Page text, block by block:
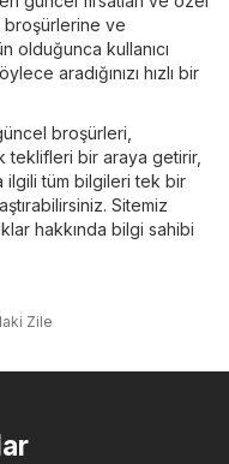
ve
olduğunca kullanıcı
aradığınızı hızlı bir
broşürleri,
teklifleri bir araya getirir,
tüm bilgileri tek bir
Sitemiz
hakkında bilgi sahibi
Zile